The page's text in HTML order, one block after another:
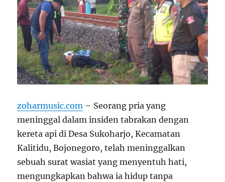
zoharmusic.com – Seorang pria yang
meninggal dalam insiden tabrakan dengan
kereta api di Desa Sukoharjo, Kecamatan
Kalitidu, Bojonegoro, telah meninggalkan
sebuah surat wasiat yang menyentuh hati,
mengungkapkan bahwa ia hidup tanpa